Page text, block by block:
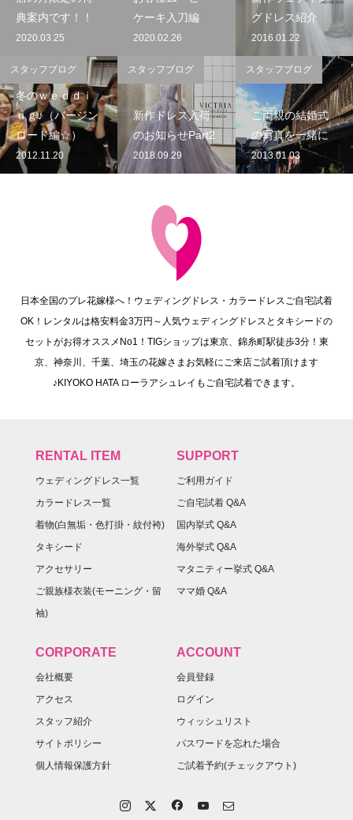
典案内です！！
2020.03.25
ケーキ入刀編
2020.02.26
グドレス紹介
2016.01.22
冬のｗｅｄｄｉ
ｎｇ♪（バージン
ロード編☆）
2012.11.20
スタッフブログ
新作ドレス入荷
のお知らせPart2
2018.09.29
スタッフブログ
ご両親の結婚式
の写真を一緒に
2013.01.03
スタッフブログ
日本全国のプレ花嫁様へ！ウェディングドレス・カラードレスご自宅試着
OK！レンタルは格安料金3万円～人気ウェディングドレスとタキシードの
セットがお得オススメNo1！TIGショップは東京、錦糸町駅徒歩3分！東
京、神奈川、千葉、埼玉の花嫁さまお気軽にご来店ご試着頂けます
♪KIYOKO HATA ローラアシュレイもご自宅試着できます。
RENTAL ITEM
ウェディングドレス一覧
カラードレス一覧
着物(白無垢・色打掛・紋付袴)
タキシード
アクセサリー
ご親族様衣装(モーニング・留
袖)
SUPPORT
ご利用ガイド
ご自宅試着 Q&A
国内挙式 Q&A
海外挙式 Q&A
マタニティー挙式 Q&A
ママ婚 Q&A
CORPORATE
会社概要
アクセス
スタッフ紹介
サイトポリシー
個人情報保護方針
ACCOUNT
会員登録
ログイン
ウィッシュリスト
パスワードを忘れた場合
ご試着予約(チェックアウト)